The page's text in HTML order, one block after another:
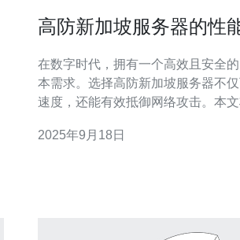
高防新加坡服务器的性
在数字时代，拥有一个高效且安全
本需求。选择高防新加坡服务器不
速度，还能有效抵御网络攻击。本
力。 高防新加坡服务器有哪些优势？ 高防新加坡服务器以
2025年9月18日